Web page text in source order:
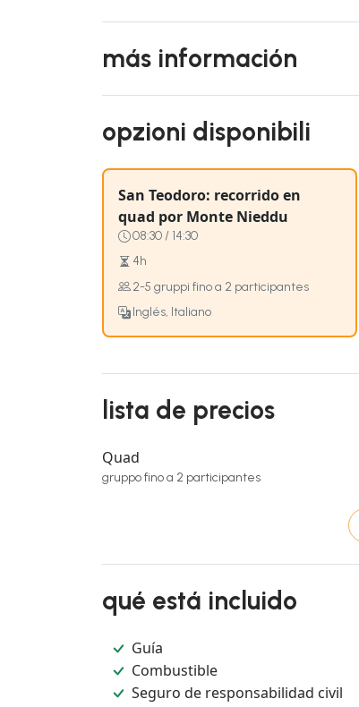
más información
opzioni disponibili
San Teodoro: recorrido en
quad por Monte Nieddu
08:30 / 14:30
4h
2-5 gruppi fino a 2 participantes
Inglés, Italiano
lista de precios
Quad
gruppo fino a 2 participantes
qué está incluido
Guía
Combustible
Seguro de responsabilidad civil